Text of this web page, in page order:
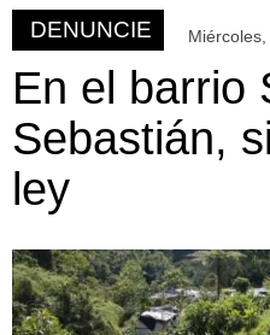
DENUNCIE
En el barrio
Sebastián,
ley